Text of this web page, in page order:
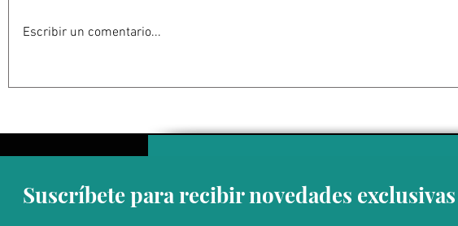
espacios públicos
Escribir un comentario...
Suscríbete para recibir novedades exclusivas